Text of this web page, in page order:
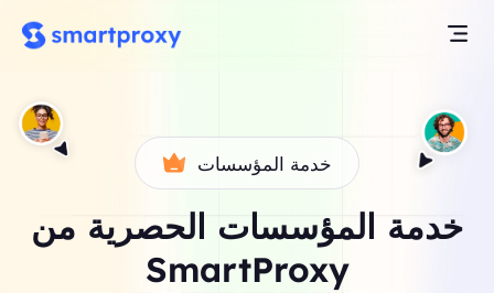
خدمة المؤسسات
خدمة المؤسسات الحصرية من
SmartProxy